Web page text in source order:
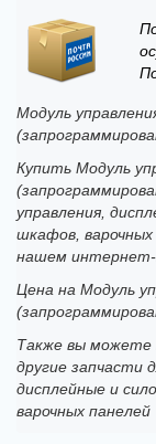
Модуль
Купить Модуль
управления,
шкафов,
нашем интернет-
Цена на Модуль
Также вы можете
другие запчасти
дисплейные и
варочных панелей